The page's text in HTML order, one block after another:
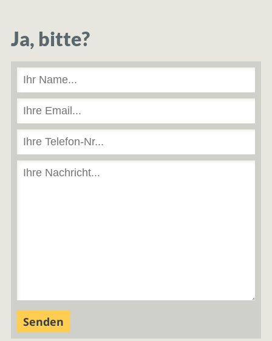
Ja, bitte?